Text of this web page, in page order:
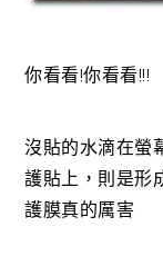
你看看!你看看!!!
沒貼的水滴在螢
護貼上，則是形
護膜真的厲害